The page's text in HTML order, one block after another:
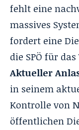
fehlt eine
massives
fordert eine
die SPÖ für
Aktueller
in seinem
Kontrolle von
öffentlichen